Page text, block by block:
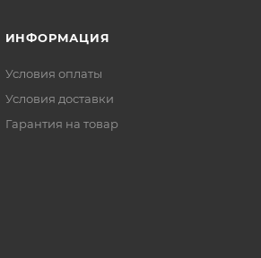
содержать никель в сплавах).
ИНФОРМАЦИЯ
Условия оплаты
Условия доставки
Гарантия на товар